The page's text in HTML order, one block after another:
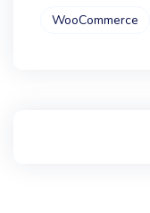
WooCommerce